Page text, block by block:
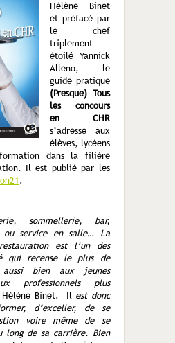
Hélène Binet
et préfacé par
le chef
triplement
étoilé Yannick
Alleno, le
guide pratique
(Presque) Tous
les concours
en CHR
s’adresse aux
élèves, lycéens
dans la filière
Il est publié par les
.
sommellerie, bar,
ou service en salle… La
est l’un des
qui recense le plus de
aussi bien aux jeunes
professionnels plus
Hélène Binet. Il est donc
d’exceller, de se
voire même de se
long de sa carrière. Bien